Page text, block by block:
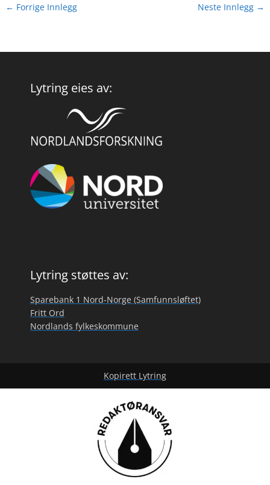
← Forrige Innlegg Neste Innlegg →
Lytring eies av:
Lytring støttes av:
Sparebank 1 Nord-Norge (Samfunnsløftet)
Fritt Ord
Nordlands fylkeskommune
Kopirett Lytring